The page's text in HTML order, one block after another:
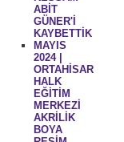
ABİT
GÜNER'İ
KAYBETTİK
MAYIS
2024 |
ORTAHİSAR
HALK
EĞİTİM
MERKEZİ
AKRİLİK
BOYA